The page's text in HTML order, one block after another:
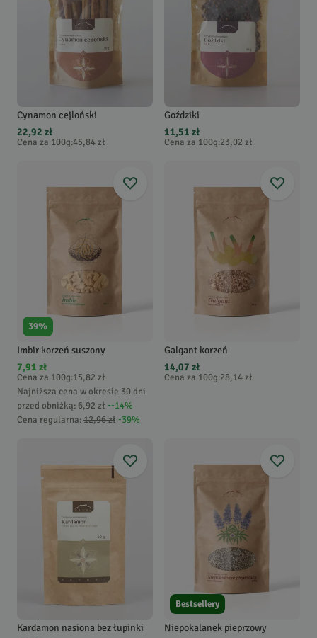
Cynamon cejloński
22,92 zł
Cena za 100g:45,84 zł
Goździki
11,51 zł
Cena za 100g:23,02 zł
39%
Imbir korzeń suszony
7,91 zł
Cena za 100g:15,82 zł
Najniższa cena w okresie 30 dni
przed obniżką:6,92 zł --14%
Cena regularna:12,96 zł -39%
Galgant korzeń
14,07 zł
Cena za 100g:28,14 zł
Kardamon nasiona bez łupinki
Bestsellery
Niepokalanek pieprzowy